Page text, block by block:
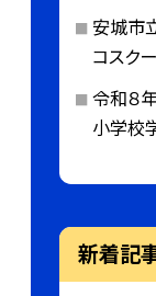
安城市
コスク
令和８
小学校
新着記